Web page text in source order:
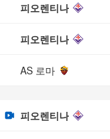
피오렌티나
피오렌티나
AS 로마
피오렌티나